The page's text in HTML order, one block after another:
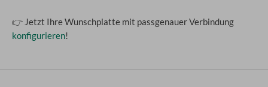
👉 Jetzt Ihre Wunschplatte mit passgenauer Verbindung
konfigurieren!